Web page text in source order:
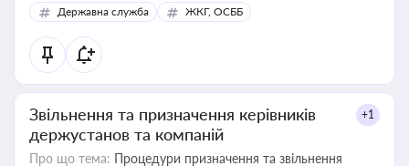
Державна служба ЖКГ, ОСББ
Звільнення та призначення керівників
держустанов та компаній
+1
Про що тема: Процедури призначення та звільнення